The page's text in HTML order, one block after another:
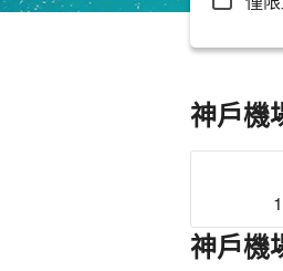
神戶機
神戶機